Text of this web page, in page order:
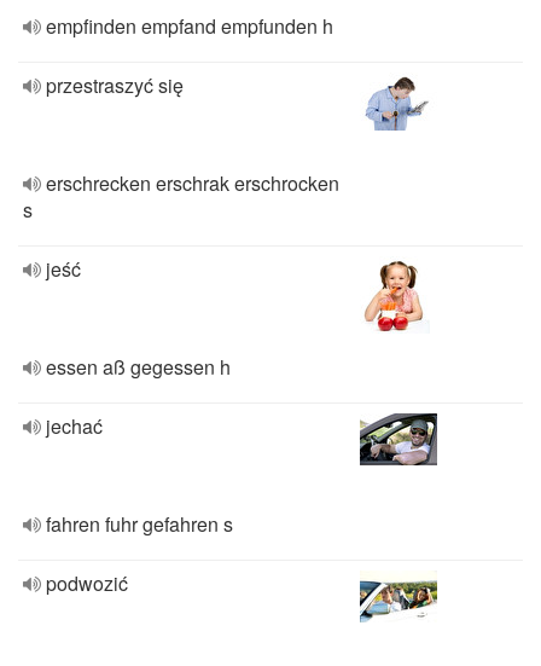
empfinden empfand empfunden h
przestraszyć się
erschrecken erschrak erschrocken
s
jeść
essen aß gegessen h
jechać
fahren fuhr gefahren s
podwozić